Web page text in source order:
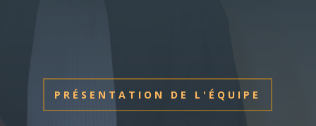
PRÉSENTATION DE L'ÉQUIPE